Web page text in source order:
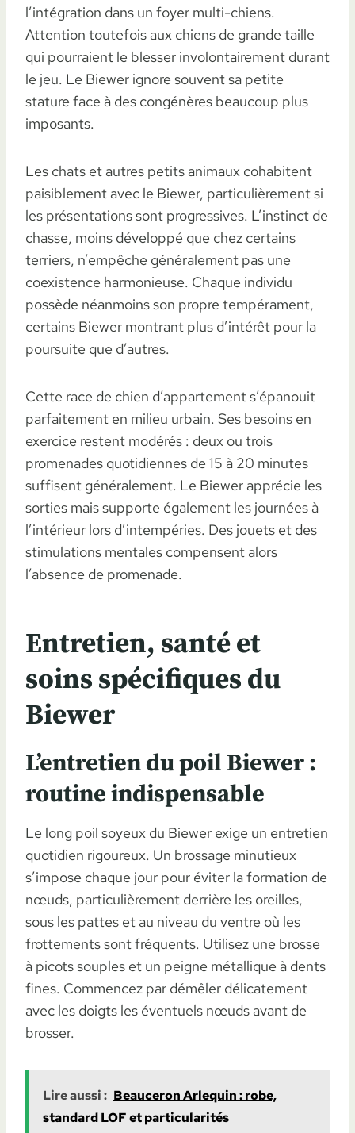
l’intégration dans un foyer multi-chiens.
Attention toutefois aux chiens de grande taille
qui pourraient le blesser involontairement durant
le jeu. Le Biewer ignore souvent sa petite
stature face à des congénères beaucoup plus
imposants.
Les chats et autres petits animaux cohabitent
paisiblement avec le Biewer, particulièrement si
les présentations sont progressives. L’instinct de
chasse, moins développé que chez certains
terriers, n’empêche généralement pas une
coexistence harmonieuse. Chaque individu
possède néanmoins son propre tempérament,
certains Biewer montrant plus d’intérêt pour la
poursuite que d’autres.
Cette race de chien d’appartement s’épanouit
parfaitement en milieu urbain. Ses besoins en
exercice restent modérés : deux ou trois
promenades quotidiennes de 15 à 20 minutes
suffisent généralement. Le Biewer apprécie les
sorties mais supporte également les journées à
l’intérieur lors d’intempéries. Des jouets et des
stimulations mentales compensent alors
l’absence de promenade.
Entretien, santé et
soins spécifiques du
Biewer
L’entretien du poil Biewer :
routine indispensable
Le long poil soyeux du Biewer exige un entretien
quotidien rigoureux. Un brossage minutieux
s’impose chaque jour pour éviter la formation de
nœuds, particulièrement derrière les oreilles,
sous les pattes et au niveau du ventre où les
frottements sont fréquents. Utilisez une brosse
à picots souples et un peigne métallique à dents
fines. Commencez par démêler délicatement
avec les doigts les éventuels nœuds avant de
brosser.
Lire aussi : Beauceron Arlequin : robe,
standard LOF et particularités